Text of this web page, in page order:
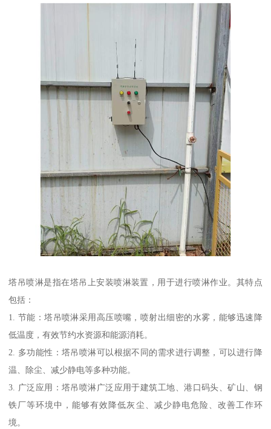
塔吊喷淋是指在塔吊上安装喷淋装置，用于进行喷淋作业。其特点
包括：
1. 节能：塔吊喷淋采用高压喷嘴，喷射出细密的水雾，能够迅速降
低温度，有效节约水资源和能源消耗。
2. 多功能性：塔吊喷淋可以根据不同的需求进行调整，可以进行降
温、除尘、减少静电等多种功能。
3. 广泛应用：塔吊喷淋广泛应用于建筑工地、港口码头、矿山、钢
铁厂等环境中，能够有效降低灰尘、减少静电危险、改善工作环
境。